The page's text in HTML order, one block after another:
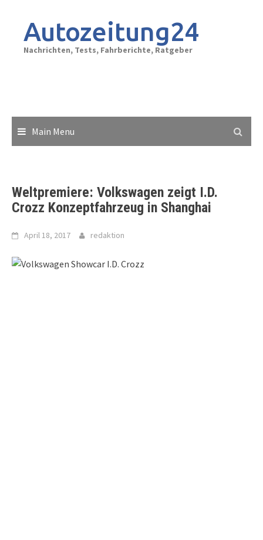
contentAutozeitung24
Nachrichten, Tests, Fahrberichte, Ratgeber
Main Menu
Weltpremiere: Volkswagen zeigt I.D.
Crozz Konzeptfahrzeug in Shanghai
April 18, 2017 redaktion